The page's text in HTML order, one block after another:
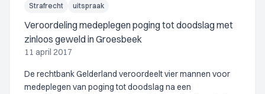
Strafrecht uitspraak
Veroordeling medeplegen poging tot doodslag met
zinloos geweld in Groesbeek
11 april 2017
De rechtbank Gelderland veroordeelt vier mannen voor
medeplegen van poging tot doodslag na een